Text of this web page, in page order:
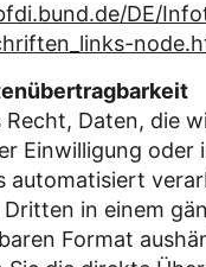
DE/
Recht, Daten, die
Einwilligung oder
automatisiert
in einem
Format